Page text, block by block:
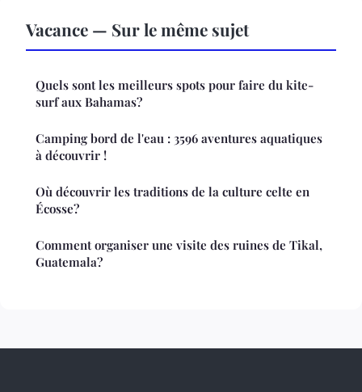
Vacance — Sur le même sujet
Quels sont les meilleurs spots pour faire du kite-
surf aux Bahamas?
Camping bord de l'eau : 3596 aventures aquatiques
à découvrir !
Où découvrir les traditions de la culture celte en
Écosse?
Comment organiser une visite des ruines de Tikal,
Guatemala?